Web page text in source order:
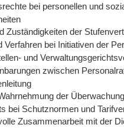
bei personellen und
Zuständigkeiten der
Verfahren bei Initiativen der
und
zwischen
der
bei Schutznormen und
Zusammenarbeit mit der